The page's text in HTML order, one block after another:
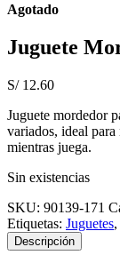
Agotado
Juguete
S/12.60
Juguete mordedor
variados, ideal para
mientras juega.
Sin existencias
SKU: 90139-171
Etiquetas: Juguetes,
Descripción